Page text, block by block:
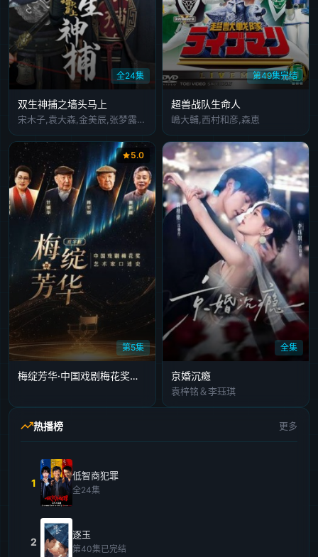
全24集
双生神捕之墙头马上
宋木子,袁大森,金美辰,张梦露,李柏言
第49集完结
超兽战队生命人
嶋大輔,西村和彦,森恵
第5集
5.0
梅绽芳华·中国戏剧梅花奖艺术家口述史
全集
京婚沉瘾
袁梓铭＆李珏琪
热播榜 更多
1
低智商犯罪
全24集
2
逐玉
第40集已完结